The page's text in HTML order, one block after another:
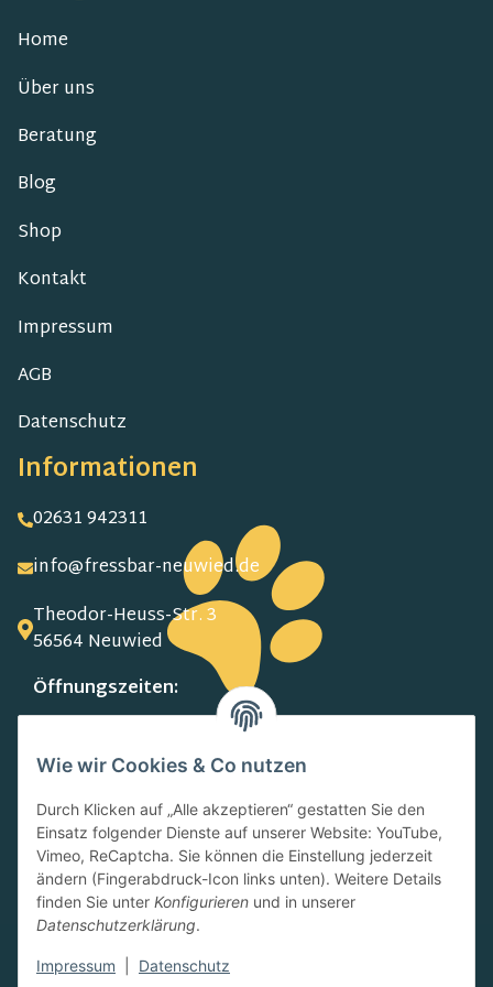
Home
Über uns
Beratung
Blog
Shop
Kontakt
Impressum
AGB
Datenschutz
Informationen
02631 942311
info@fressbar-neuwied.de
Theodor-Heuss-Str. 3
56564 Neuwied
Öffnungszeiten:
09.00-13.00 Uhr
15.00-18.00 Uhr
SA:
10.00-13.00 Uhr
Newsletter
Wie wir Cookies & Co nutzen
Durch Klicken auf „Alle akzeptieren“ gestatten Sie den
Einsatz folgender Dienste auf unserer Website: YouTube,
Vimeo, ReCaptcha. Sie können die Einstellung jederzeit
ändern (Fingerabdruck-Icon links unten). Weitere Details
finden Sie unter Konfigurieren und in unserer
Datenschutzerklärung.
Impressum Datenschutz